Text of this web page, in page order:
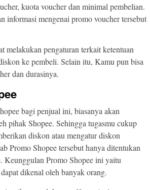
kuota voucher dan minimal pembelian.
informasi mengenai promo voucher tersebut
melakukan pengaturan terkait ketentuan
ke pembeli. Selain itu, Kamu pun bisa
dan durasinya.
bagi penjual ini, biasanya akan
pihak Shopee. Sehingga tugasmu cukup
diskon atau mengatur diskon
Promo Shopee tersebut hanya ditentukan
Keunggulan Promo Shopee ini yaitu
dikenal oleh banyak orang.